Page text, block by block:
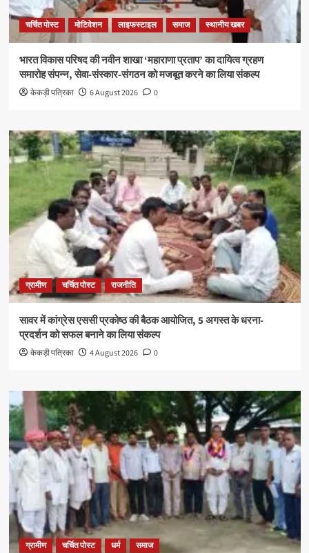
चर्चित पोस्ट मोटिवेशन लाइफस्टाइल समाज स्थानीय खबर
भारत विकास परिषद की नवीन शाखा ‘महाराणा प्रताप’ का दायित्व ग्रहण
समारोह संपन्न, सेवा-संस्कार-संगठन को मजबूत करने का लिया संकल्प
केकड़ी पत्रिका 6 August 2026 0
ग्रामीण चर्चित पोस्ट राजनीति
सावर में कांग्रेस एससी प्रकोष्ठ की बैठक आयोजित, 5 अगस्त के धरना-
प्रदर्शन को सफल बनाने का लिया संकल्प
केकड़ी पत्रिका 4 August 2026 0
ग्रामीण चर्चित पोस्ट धर्म समाज